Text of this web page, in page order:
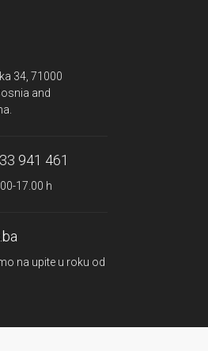
34, 71000
and
941 461
17.00 h
na upite u roku od